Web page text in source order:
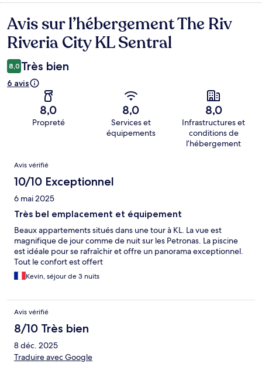
Avis
Avis sur l’hébergement The Riv
Riveria City KL Sentral
8,0 Très bien
6 avis
8,0
Propreté
8,0
Services et
équipements
8,0
Infrastructures et
conditions de
l’hébergement
Avis
Avis vérifié
10/10 Exceptionnel
6 mai 2025
Très bel emplacement et équipement
Beaux appartements situés dans une tour à KL. La vue est
magnifique de jour comme de nuit sur les Petronas. La piscine
est idéale pour se rafraîchir et offre un panorama exceptionnel.
Tout le confort est offert
Kevin, séjour de 3 nuits
Avis vérifié
8/10 Très bien
8 déc. 2025
Traduire avec Google